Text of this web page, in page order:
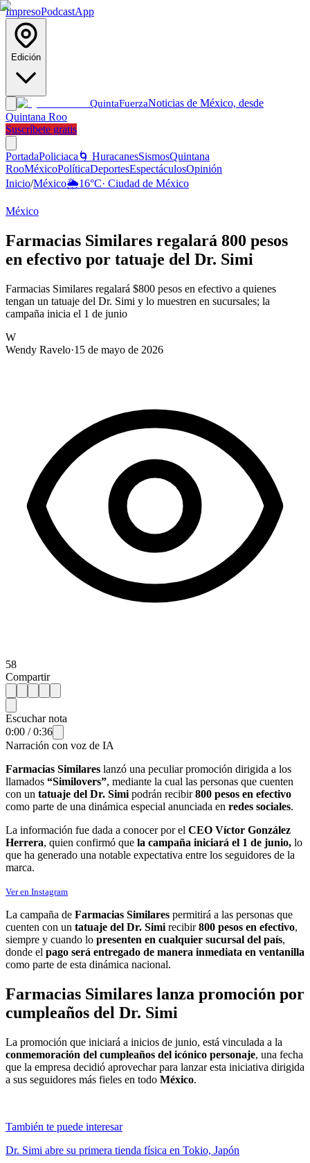
ImpresoPodcastApp
Edición
QuintaFuerzaNoticias de México, desde
Quintana Roo
Suscríbete gratis
PortadaPoliciaca 🌀 HuracanesSismosQuintana
RooMéxicoPolíticaDeportesEspectáculosOpinión
Inicio/México🌦️16°C· Ciudad de México
México
Farmacias Similares regalará 800 pesos
en efectivo por tatuaje del Dr. Simi
Farmacias Similares regalará $800 pesos en efectivo a quienes
tengan un tatuaje del Dr. Simi y lo muestren en sucursales; la
campaña inicia el 1 de junio
W
Wendy Ravelo·15 de mayo de 2026
58
Compartir
Escuchar nota
0:00 /0:36
Narración con voz de IA
Farmacias Similares lanzó una peculiar promoción dirigida a los
llamados “Similovers”, mediante la cual las personas que cuenten
con un tatuaje del Dr. Simi podrán recibir800 pesos en efectivo
como parte de una dinámica especial anunciada en redes sociales.
La información fue dada a conocer por el CEO Víctor González
Herrera, quien confirmó que la campaña iniciará el 1 de junio, lo
que ha generado una notable expectativa entre los seguidores de la
marca.
Ver en Instagram
La campaña de Farmacias Similares permitirá a las personas que
cuenten con un tatuaje del Dr. Simi recibir800 pesos en efectivo,
siempre y cuando lo presenten en cualquier sucursal del país,
donde el pago será entregado de manera inmediata en ventanilla
como parte de esta dinámica nacional.
Farmacias Similares lanza promoción por
cumpleaños del Dr. Simi
La promoción que iniciará a inicios de junio, está vinculada a la
conmemoración del cumpleaños del icónico personaje, una fecha
que la empresa decidió aprovechar para lanzar esta iniciativa dirigida
a sus seguidores más fieles en todo México.
También te puede interesar
Dr. Simi abre su primera tienda física en Tokio, Japón